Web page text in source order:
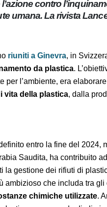
l’azione contro
umana. La rivista
riuniti a Ginevra , in
da plastica
Nazioni Unite per
l’intero
definito entro la fine del
dall’Arabia Saudita,
che regolamenti la
Paesi chiede un